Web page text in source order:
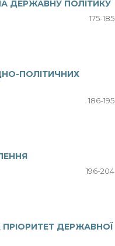
ДЕРЖАВНУ ПОЛІТИКУ
175-185
ПОЛІТИЧНИХ
186-195
196-204
ДЕРЖАВНОЇ